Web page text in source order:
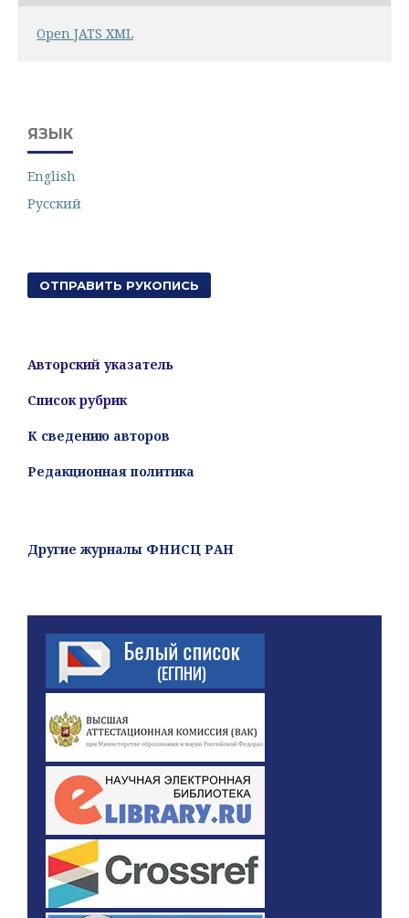
Open JATS XML
ЯЗЫК
English
Русский
ОТПРАВИТЬ РУКОПИСЬ
Авторский указатель
Список рубрик
К сведению авторов
Редакционная политика
Другие журналы ФНИСЦ РАН